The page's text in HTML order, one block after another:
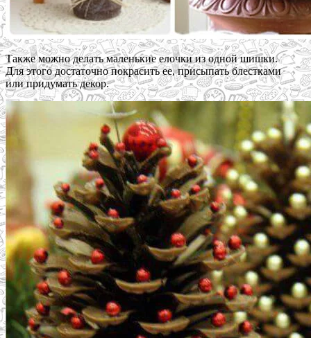
Также можно делать маленькие елочки из одной шишки.
Для этого достаточно покрасить ее, присыпать блестками
или придумать декор.